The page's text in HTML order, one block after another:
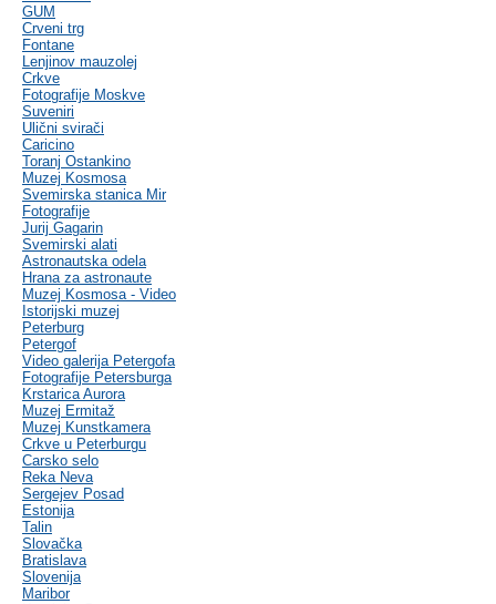
GUM
Crveni trg
Fontane
Lenjinov mauzolej
Crkve
Fotografije Moskve
Suveniri
Ulični svirači
Caricino
Toranj Ostankino
Muzej Kosmosa
Svemirska stanica Mir
Fotografije
Jurij Gagarin
Svemirski alati
Astronautska odela
Hrana za astronaute
Muzej Kosmosa - Video
Istorijski muzej
Peterburg
Petergof
Video galerija Petergofa
Fotografije Petersburga
Krstarica Aurora
Muzej Ermitaž
Muzej Kunstkamera
Crkve u Peterburgu
Carsko selo
Reka Neva
Sergejev Posad
Estonija
Talin
Slovačka
Bratislava
Slovenija
Maribor